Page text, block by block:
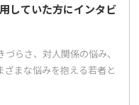
していた方にインタビ
らさ、対人関係の悩み、
ざまな悩みを抱える若者と